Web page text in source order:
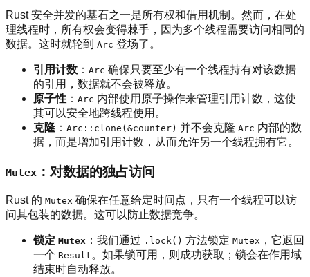
Rust 安全并发的基石之一是所有权和借用机制。然而，在处
理线程时，所有权会变得棘手，因为多个线程需要访问相同的
数据。这时就轮到 Arc 登场了。
引用计数 ： Arc 确保只要至少有一个线程持有对该数据
的引用，数据就不会被释放。
原子性 ： Arc 内部使用原子操作来管理引用计数，这使
其可以安全地跨线程使用。
克隆 ： Arc::clone(&counter) 并不会克隆 Arc 内部的数
据，而是增加引用计数，从而允许另一个线程拥有它。
Mutex ：对数据的独占访问
Rust 的 Mutex 确保在任意给定时间点，只有一个线程可以访
问其包装的数据。这可以防止数据竞争。
锁定 Mutex ：我们通过 .lock() 方法锁定 Mutex ，它返回
一个 Result 。如果锁可用，则成功获取；锁会在作用域
结束时自动释放。